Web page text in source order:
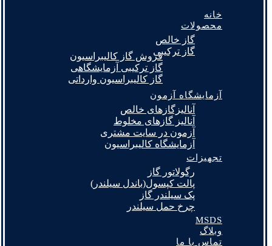
خانه
محصولات
گاز خالص
گاز ترکیبیفروش گاز کالیبراسیون
گاز ترکیبی آزمایشگاهی
گاز کالیبراسیون وارداتی
آزمایشگاه آزمون
آنالیزگازهای خالص
آنالیز گازهای مخلوط
آزمون در سایت مشتری
آزمایشگاه کالیبراسیون
تجهیزات
رگولاتور گاز
پالت کپسول(باندل سیلندر)
پک سیلندر گاز
چرخ حمل سیلندر
MSDS
وبلاگ
تماس با ما